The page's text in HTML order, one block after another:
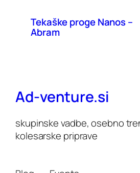
Tekaške proge Nanos –
Abram
Ad-venture.si
skupinske vadbe, osebno
kolesarske priprave